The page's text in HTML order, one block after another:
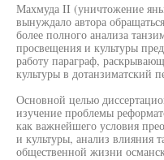
Махмуда II (уничтожение
вынуждало автора
более полного анализа
просвещения и культуры
работу параграф,
культуры в дотанзиматский
Основной целью
изучение проблемы
как важнейшего условия
и культуры, анализ влияния
общественной жизни